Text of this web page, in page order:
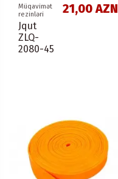
Müqavimət
rezinləri
Jqut
ZLQ-
2080-45
21,00 AZN